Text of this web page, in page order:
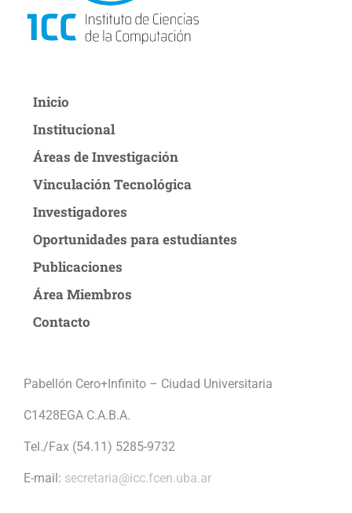
Inicio
Institucional
Áreas de Investigación
Vinculación Tecnológica
Investigadores
Oportunidades para estudiantes
Publicaciones
Área Miembros
Contacto
Pabellón Cero+Infinito – Ciudad Universitaria
C1428EGA C.A.B.A.
Tel./Fax (54.11) 5285-9732
E-mail: secretaria@icc.fcen.uba.ar